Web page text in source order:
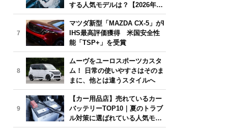
する人気モデルは？【2026年6
月版】
7
マツダ新型「MAZDA CX-5」がI
IHS最高評価獲得 米国安全性
能「TSP+」を受賞
8
ムーヴをユーロスポーツカスタ
ム！ 日常の使いやすさはそのま
まに、他とは違うスタイルへ
9
【カー用品店】売れているカー
バッテリーTOP10｜夏のトラブ
ル対策に選ばれている人気モデ